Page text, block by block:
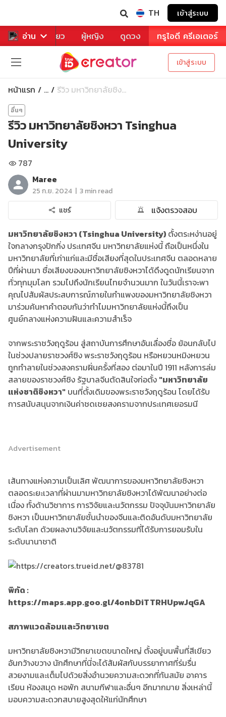
TH เข้าสู่ระบบ
อ่าน
หาร ท่องเที่ยว ผู้หญิง ดูดวง ทรูไอดี ครีเอเตอร์
เข้าสู่ระบบ
หน้าแรก ... รีวิว มหาวิทยาลัยชิง...
อื่นๆ
รีวิว มหาวิทยาลัยชิงหวา Tsinghua
University
787
Maree
25 ก.ย. 2024 | 3 min read
แชร์
แจ้งตรวจสอบ
มหาวิทยาลัยชิงหวา (Tsinghua University) ตั้งตระหง่านอยู่
ใจกลางกรุงปักกิ่ง ประเทศจีน มหาวิทยาลัยแห่งนี้ ถือเป็นหนึ่งใน
มหาวิทยาลัยที่เก่าแก่และมีชื่อเสียงที่สุดในประเทศจีน ตลอดหลาย
ปีที่ผ่านมา ชื่อเสียงของมหาวิทยาลัยชิงหวาได้ดึงดูดนักเรียนจาก
ทั่วทุกมุมโลก รวมไปถึงนักเรียนไทยจำนวนมาก ในวันนี้เราจะพา
คุณไปสัมผัสประสบการณ์ภายในกำแพงของมหาวิทยาลัยชิงหวา
มาร่วมค้นหาคำตอบกันว่าทำไมมหาวิทยาลัยแห่งนี้ถึงเป็น
ศูนย์กลางแห่งความฝันและความสำเร็จ
จากพระราชวังฤดูร้อน สู่สถาบันการศึกษาอันเลื่องชื่อ ย้อนกลับไป
ในช่วงปลายราชวงศ์ชิง พระราชวังฤดูร้อน หรือหยวนหมิงหยวน
ถูกทำลายในช่วงสงครามฝิ่นครั้งที่สอง ต่อมาในปี 1911 หลังการล่ม
สลายของราชวงศ์ชิง รัฐบาลจีนตัดสินใจก่อตั้ง "มหาวิทยาลัย
แห่งชาติชิงหวา" บนที่ตั้งเดิมของพระราชวังฤดูร้อน โดยได้รับ
การสนับสนุนจากเงินค่าชดเชยสงครามจากประเทศเยอรมนี
Advertisement
เส้นทางแห่งความเป็นเลิศ พัฒนาการของมหาวิทยาลัยชิงหวา
ตลอดระยะเวลาที่ผ่านมามหาวิทยาลัยชิงหวาได้พัฒนาอย่างต่อ
เนื่อง ทั้งด้านวิชาการ การวิจัยและนวัตกรรม ปัจจุบันมหาวิทยาลัย
ชิงหวา เป็นมหาวิทยาลัยชั้นนำของจีนและติดอันดับมหาวิทยาลัย
ระดับโลก ด้วยผลงานวิจัยและนวัตกรรมที่ได้รับการยอมรับใน
ระดับนานาชาติ
พิกัด :
https://maps.app.goo.gl/4onbDiTTRHUpwJqGA
สภาพแวดล้อมและวิทยาเขต
มหาวิทยาลัยชิงหวามีวิทยาเขตขนาดใหญ่ ตั้งอยู่บนพื้นที่สีเขียว
อันกว้างขวาง นักศึกษาที่นี่จะได้สัมผัสกับบรรยากาศที่ร่มรื่น
สวยงามและเต็มไปด้วยสิ่งอำนวยความสะดวกที่ทันสมัย อาคาร
เรียน ห้องสมุด หอพัก สนามกีฬาและอื่นๆ อีกมากมาย สิ่งเหล่านี้
มอบความสะดวกสบายสูงสุดให้แก่นักศึกษา